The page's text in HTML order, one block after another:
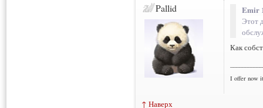
Pallid Emir
Этот
Как
I offer now
↑ Наверх